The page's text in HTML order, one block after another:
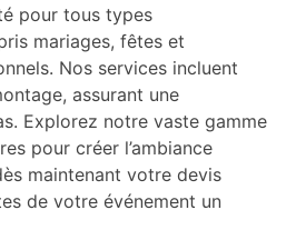
pour tous types
mariages, fêtes et
Nos services incluent
assurant une
Explorez notre vaste gamme
pour créer l’ambiance
maintenant votre devis
de votre événement un